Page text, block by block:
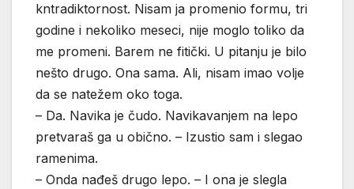
kntradiktornost. Nisam ja promenio formu, tri
godine i nekoliko meseci, nije moglo toliko da
me promeni. Barem ne fitički. U pitanju je bilo
nešto drugo. Ona sama. Ali, nisam imao volje
da se natežem oko toga.
– Da. Navika je čudo. Navikavanjem na lepo
pretvaraš ga u obično. – Izustio sam i slegao
ramenima.
– Onda nađeš drugo lepo. – I ona je slegla